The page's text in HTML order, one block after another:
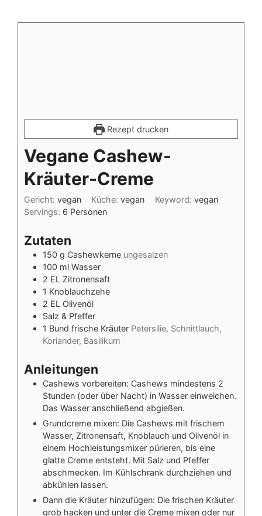
Rezept drucken
Vegane Cashew-
Kräuter-Creme
Gericht: vegan Küche:vegan Keyword: vegan
Servings: 6 Personen
Zutaten
150 g Cashewkerne ungesalzen
100 ml Wasser
2 EL Zitronensaft
1 Knoblauchzehe
2 EL Olivenöl
Salz & Pfeffer
1 Bund frische Kräuter Petersilie, Schnittlauch,
Koriander, Basilikum
Anleitungen
Cashews vorbereiten: Cashews mindestens 2
Stunden (oder über Nacht) in Wasser einweichen.
Das Wasser anschließend abgießen.
Grundcreme mixen: Die Cashews mit frischem
Wasser, Zitronensaft, Knoblauch und Olivenöl in
einem Hochleistungsmixer pürieren, bis eine
glatte Creme entsteht. Mit Salz und Pfeffer
abschmecken. Im Kühlschrank durchziehen und
abkühlen lassen.
Dann die Kräuter hinzufügen: Die frischen Kräuter
grob hacken und unter die Creme mixen oder nur